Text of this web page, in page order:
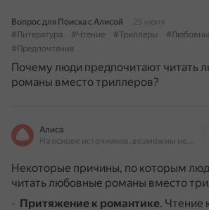
Вопрос для Поиска с Алисой
25 июня
#Литература
#Чтение #Триллеры
#Предпочтения
Почему люди предпочитают читать
романы вместо триллеров?
Алиса
На основе источников, возможны неточности
Некоторые причины, по которым
читать любовные романы вместо
Притяжение к романтике. Чтение